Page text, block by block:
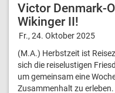
Victor Denmark-
Wikinger II!
Fr., 24. Oktober 2025
(M.A.) Herbstzeit ist
sich die reiselustigen
um gemeinsam eine
Zusammenhalt zu